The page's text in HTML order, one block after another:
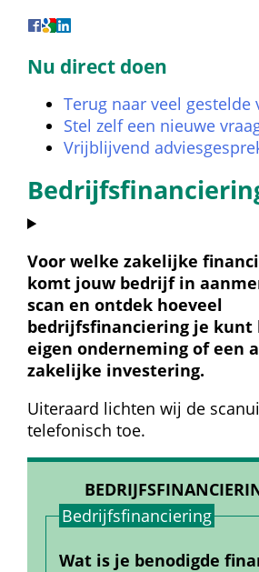
Nu direct doen
Terug naar veel gestelde
Stel zelf een nieuwe
Vrijblijvend
Voor welke zakelijke
komt jouw bedrijf in
scan en ontdek hoeveel
bedrijfsfinanciering je kunt
eigen onderneming of een
zakelijke investering.
Uiteraard lichten wij de
telefonisch toe.
Bedrijfs­financiering
Wat is je benodigde